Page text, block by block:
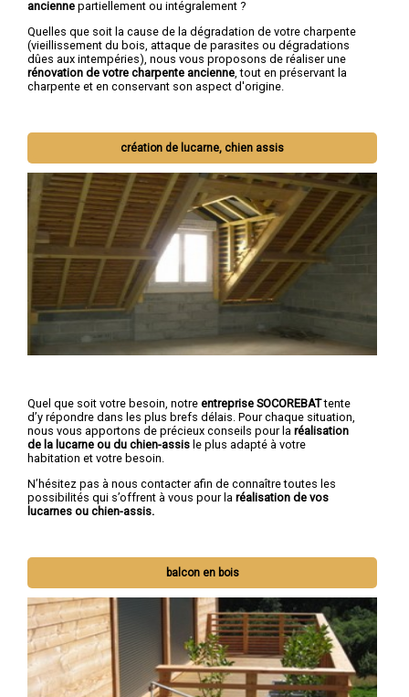
ancienne partiellement ou intégralement ?
Quelles que soit la cause de la dégradation de votre charpente
(vieillissement du bois, attaque de parasites ou dégradations
dûes aux intempéries), nous vous proposons de réaliser une
rénovation de votre charpente ancienne , tout en préservant la
charpente et en conservant son aspect d'origine.
création de lucarne, chien assis
Quel que soit votre besoin, notre entreprise SOCOREBATtente
d’y répondre dans les plus brefs délais. Pour chaque situation,
nous vous apportons de précieux conseils pour la réalisation
de la lucarne ou du chien-assis le plus adapté à votre
habitation et votre besoin.
N’hésitez pas à nous contacter afin de connaître toutes les
possibilités qui s’offrent à vous pour la réalisation de vos
lucarnes ou chien-assis.
balcon en bois